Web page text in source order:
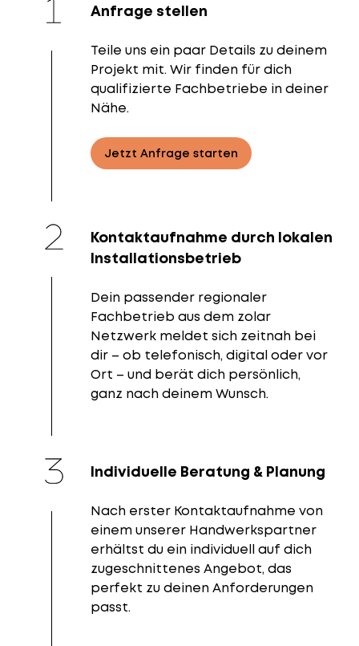
Anfrage stellen
Teile uns ein paar Details zu deinem
Projekt mit. Wir finden für dich
qualifizierte Fachbetriebe in deiner
Nähe.
Jetzt Anfrage starten
Kontaktaufnahme durch lokalen
Installationsbetrieb
Dein passender regionaler
Fachbetrieb aus dem zolar
Netzwerk meldet sich zeitnah bei
dir – ob telefonisch, digital oder vor
Ort – und berät dich persönlich,
ganz nach deinem Wunsch.
Individuelle Beratung & Planung
Nach erster Kontaktaufnahme von
einem unserer Handwerkspartner
erhältst du ein individuell auf dich
zugeschnittenes Angebot, das
perfekt zu deinen Anforderungen
passt.